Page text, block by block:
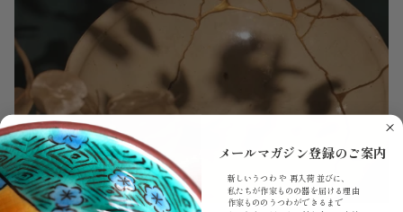
メールマガジン登録のご案内
新しいうつわ や 再入荷 並びに、
私たちが作家ものの器を届ける理由
作家もののうつわができるまで